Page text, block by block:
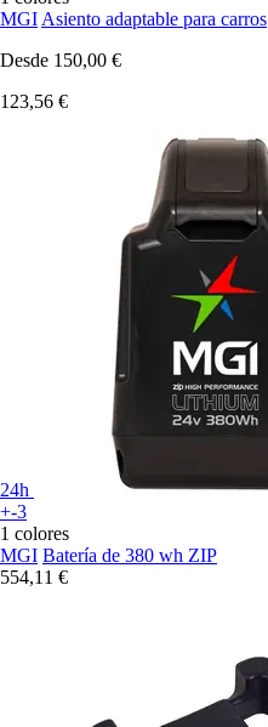
MGI Asiento adaptable para carros
Desde 150,00 €
123,56 €
24h
+-3
1 colores
MGI Batería de 380 wh ZIP
554,11 €